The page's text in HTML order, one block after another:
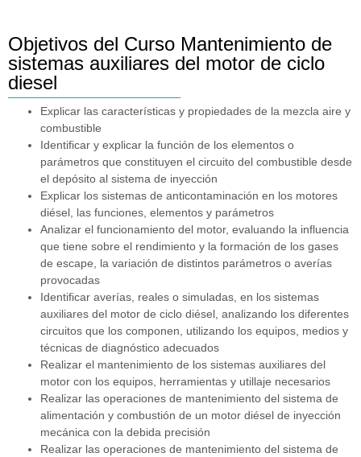
Objetivos del Curso Mantenimiento de
sistemas auxiliares del motor de ciclo
diesel
Explicar las características y propiedades de la mezcla aire y
combustible
Identificar y explicar la función de los elementos o
parámetros que constituyen el circuito del combustible desde
el depósito al sistema de inyección
Explicar los sistemas de anticontaminación en los motores
diésel, las funciones, elementos y parámetros
Analizar el funcionamiento del motor, evaluando la influencia
que tiene sobre el rendimiento y la formación de los gases
de escape, la variación de distintos parámetros o averías
provocadas
Identificar averías, reales o simuladas, en los sistemas
auxiliares del motor de ciclo diésel, analizando los diferentes
circuitos que los componen, utilizando los equipos, medios y
técnicas de diagnóstico adecuados
Realizar el mantenimiento de los sistemas auxiliares del
motor con los equipos, herramientas y utillaje necesarios
Realizar las operaciones de mantenimiento del sistema de
alimentación y combustión de un motor diésel de inyección
mecánica con la debida precisión
Realizar las operaciones de mantenimiento del sistema de